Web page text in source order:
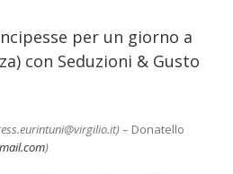
per un giorno a
con Seduzioni & Gusto
– Donatello
)